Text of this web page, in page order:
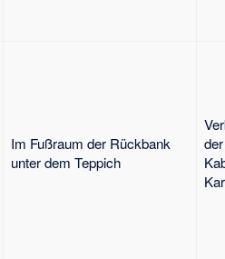
Im Fußraum der Rückbank
unter dem Teppich